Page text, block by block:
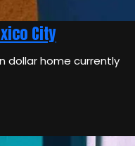
City
dollar home currently